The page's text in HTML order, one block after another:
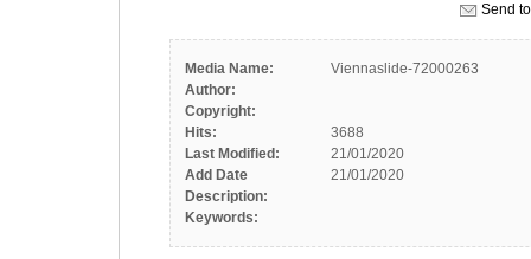
Send
Media Name:
Viennaslide-72000263
Author:
Copyright:
Hits:
3688
Last Modified:
21/01/2020
Add Date
21/01/2020
Description:
Keywords: